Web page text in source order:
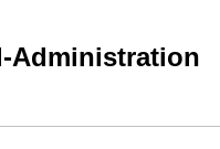
Administration